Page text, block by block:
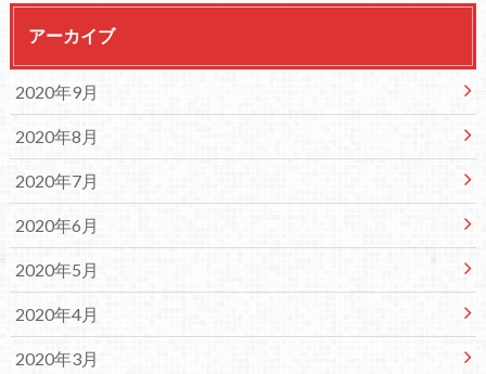
アーカイブ
2020年9月
2020年8月
2020年7月
2020年6月
2020年5月
2020年4月
2020年3月